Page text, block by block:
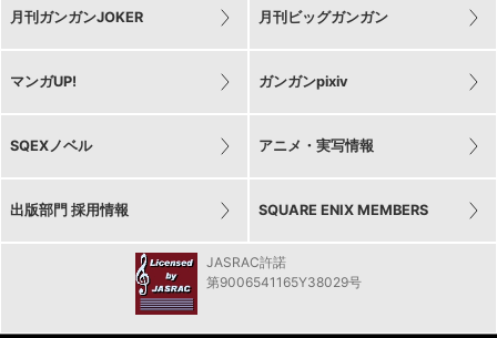
月刊ガンガンJOKER 月刊ビッグガンガン
マンガUP! ガンガンpixiv
SQEXノベル アニメ・実写情報
出版部門 採用情報 SQUARE ENIX MEMBERS
JASRAC許諾
第9006541165Y38029号